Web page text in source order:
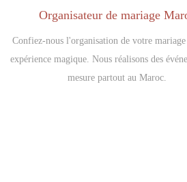
Organisateur de mariage
Confiez-nous l'organisation de votre
expérience magique. Nous réalisons des
mesure partout au Maroc.